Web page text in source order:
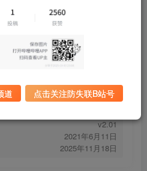
全站统一解压密码：
UC下载
32.3GB
v2.01
2021年6月11日
2025年11月18日
道 点击关注防失联B站号